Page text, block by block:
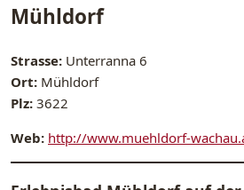
Mühldorf
Strasse: Unterranna 6
Ort: Mühldorf
Plz: 3622
Web: http://www.muehldorf-